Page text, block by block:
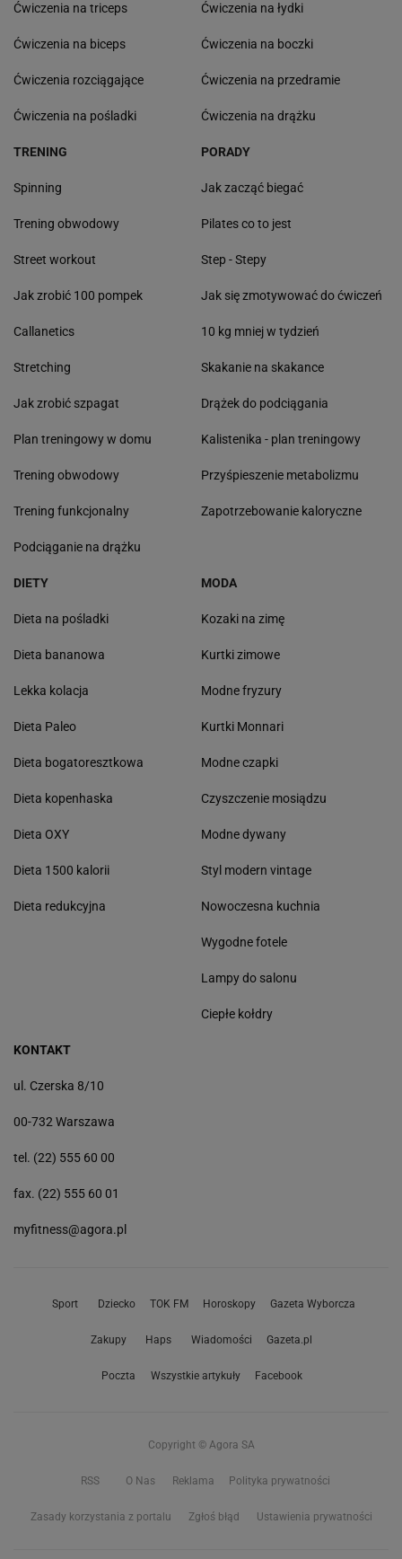
Ćwiczenia na triceps
Ćwiczenia na biceps
Ćwiczenia rozciągające
Ćwiczenia na pośladki
Ćwiczenia na łydki
Ćwiczenia na boczki
Ćwiczenia na przedramie
Ćwiczenia na drążku
TRENING
Spinning
Trening obwodowy
Street workout
Jak zrobić 100 pompek
Callanetics
Stretching
Jak zrobić szpagat
Plan treningowy w domu
Trening obwodowy
Trening funkcjonalny
Podciąganie na drążku
PORADY
Jak zacząć biegać
Pilates co to jest
Step - Stepy
Jak się zmotywować do ćwiczeń
10 kg mniej w tydzień
Skakanie na skakance
Drążek do podciągania
Kalistenika - plan treningowy
Przyśpieszenie metabolizmu
Zapotrzebowanie kaloryczne
DIETY
Dieta na pośladki
Dieta bananowa
Lekka kolacja
Dieta Paleo
Dieta bogatoresztkowa
Dieta kopenhaska
Dieta OXY
Dieta 1500 kalorii
Dieta redukcyjna
MODA
Kozaki na zimę
Kurtki zimowe
Modne fryzury
Kurtki Monnari
Modne czapki
Czyszczenie mosiądzu
Modne dywany
Styl modern vintage
Nowoczesna kuchnia
Wygodne fotele
Lampy do salonu
Ciepłe kołdry
KONTAKT
ul. Czerska 8/10
00-732 Warszawa
tel. (22) 555 60 00
fax. (22) 555 60 01
myfitness@agora.pl
Sport Dziecko TOK FM Horoskopy Gazeta Wyborcza
Zakupy Haps Wiadomości Gazeta.pl
Poczta Wszystkie artykuły Facebook
Copyright © Agora SA
RSS O Nas Reklama Polityka prywatności
Zasady korzystania z portalu Zgłoś błąd Ustawienia prywatności